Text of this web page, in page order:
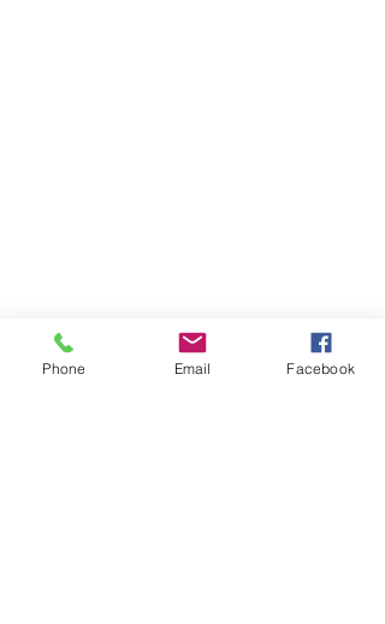
Phone Email Facebook